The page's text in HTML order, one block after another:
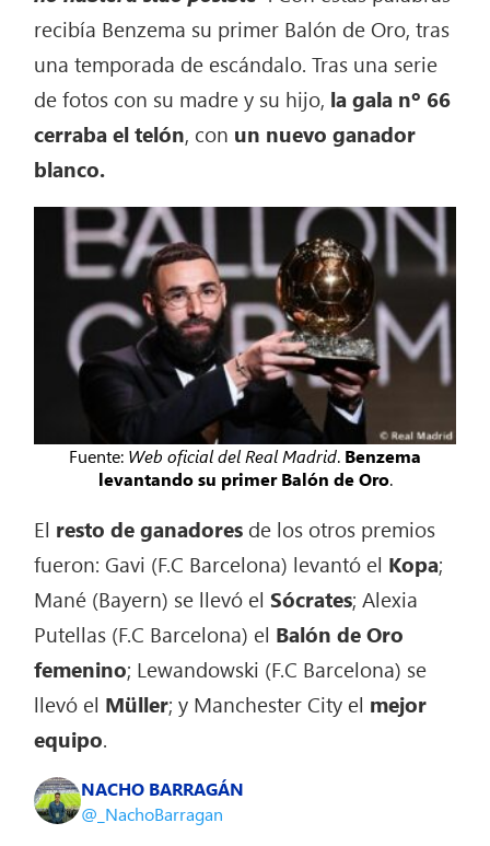
recibía Benzema su primer Balón de Oro, tras
una temporada de escándalo. Tras una serie
de fotos con su madre y su hijo, la gala nº 66
cerraba el telón, con un nuevo ganador
blanco.
Fuente: Web oficial del Real Madrid. Benzema
levantando su primer Balón de Oro.
El resto de ganadores de los otros premios
fueron: Gavi (F.C Barcelona) levantó el Kopa;
Mané (Bayern) se llevó el Sócrates; Alexia
Putellas (F.C Barcelona) el Balón de Oro
femenino; Lewandowski (F.C Barcelona) se
llevó el Müller; y Manchester City el mejor
equipo.
NACHO BARRAGÁN
@_NachoBarragan